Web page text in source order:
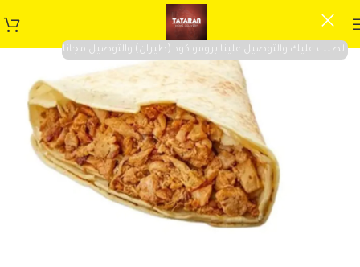
الطلب عليك والتوصيل علينا برومو كود (طيران) والتوصيل مجانا